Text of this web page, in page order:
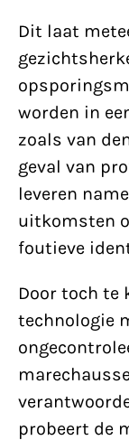
Dit laat
worden in
zoals van
geval van
leveren
uitkomsten
foutieve
Door toch te
technologie
probeert de